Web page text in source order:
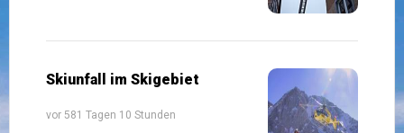
Skiunfall im Skigebiet
vor 581 Tagen 10 Stunden